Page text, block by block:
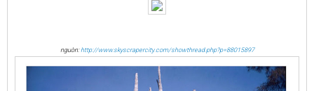
nguòn:http://www.skyscrapercity.com/showthread.php?p=88015897